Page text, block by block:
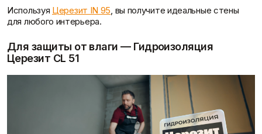
Используя Церезит IN 95 , вы получите идеальные стены
для любого интерьера.
Для защиты от влаги — Гидроизоляция
Церезит CL 51